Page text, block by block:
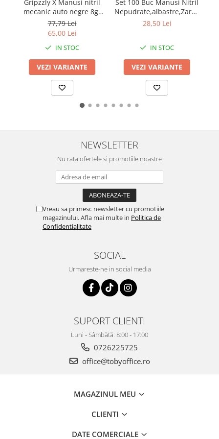
Gripzzly X Manusi nitril
mecanic auto negre 8gr
cu manseta extinsa
100buc/cut
77,79 Lei
65,00 Lei
IN STOC
VEZI VARIANTE
Set 100 Buc Manusi Nitril
Nepudrate,albastre,Zarys,
easyCARE
28,50 Lei
IN STOC
VEZI VARIANTE
NEWSLETTER
Nu rata ofertele si promotiile noastre
Vreau sa primesc newsletter cu promotiile
magazinului. Afla mai multe in Politica de
Confidentialitate
SOCIAL
Urmareste-ne in social media
SUPORT CLIENTI
Luni - Sâmbătă: 8:00 - 17:00
0726225725
office@tobyoffice.ro
MAGAZINUL MEU
CLIENTI
DATE COMERCIALE